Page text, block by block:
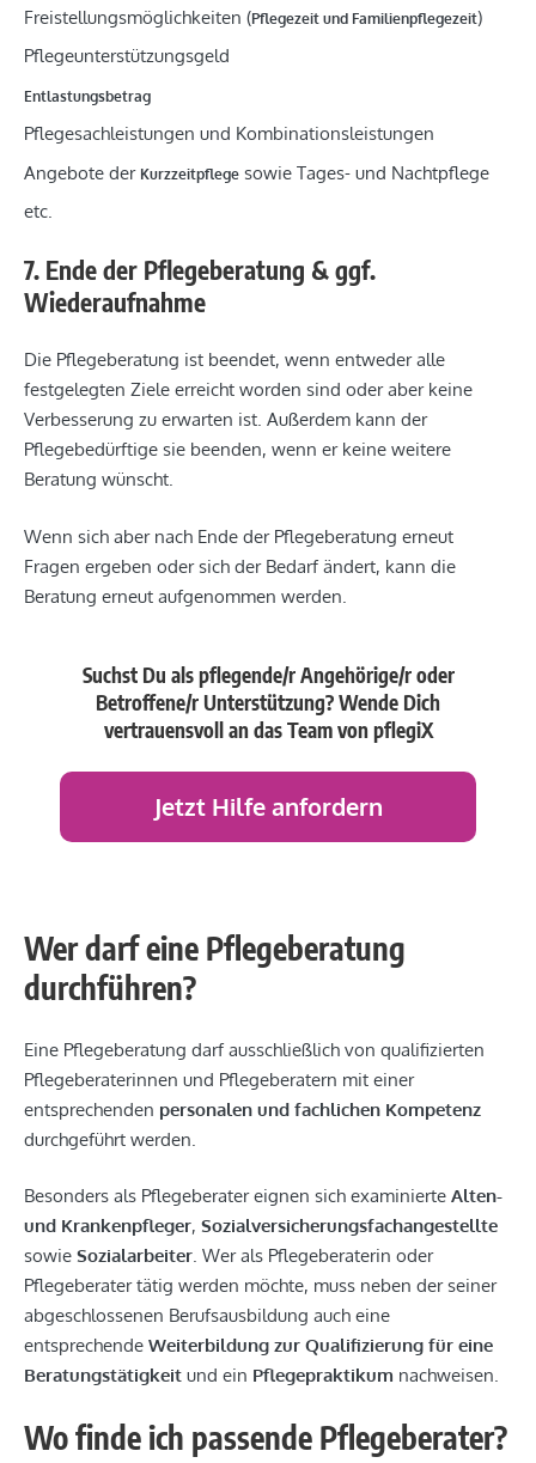
Freistellungsmöglichkeiten (Pflegezeit und Familienpflegezeit)
Pflegeunterstützungsgeld
Entlastungsbetrag
Pflegesachleistungen und Kombinationsleistungen
Angebote der Kurzzeitpflege sowie Tages- und Nachtpflege
etc.
7. Ende der Pflegeberatung & ggf.
Wiederaufnahme
Die Pflegeberatung ist beendet, wenn entweder alle
festgelegten Ziele erreicht worden sind oder aber keine
Verbesserung zu erwarten ist. Außerdem kann der
Pflegebedürftige sie beenden, wenn er keine weitere
Beratung wünscht.
Wenn sich aber nach Ende der Pflegeberatung erneut
Fragen ergeben oder sich der Bedarf ändert, kann die
Beratung erneut aufgenommen werden.
Suchst Du als pflegende/r Angehörige/r oder
Betroffene/r Unterstützung?Wende Dich
vertrauensvoll an das Team von pflegiX
Jetzt Hilfe anfordern
Wer darf eine Pflegeberatung
durchführen?
Eine Pflegeberatung darf ausschließlich von qualifizierten
Pflegeberaterinnen und Pflegeberatern mit einer
entsprechenden personalen und fachlichen Kompetenz
durchgeführt werden.
Besonders als Pflegeberater eignen sich examinierte Alten-
und Krankenpfleger, Sozialversicherungsfachangestellte
sowie Sozialarbeiter. Wer als Pflegeberaterin oder
Pflegeberater tätig werden möchte, muss neben der seiner
abgeschlossenen Berufsausbildung auch eine
entsprechende Weiterbildung zur Qualifizierung für eine
Beratungstätigkeit und ein Pflegepraktikum nachweisen.
Wo finde ich passende Pflegeberater?